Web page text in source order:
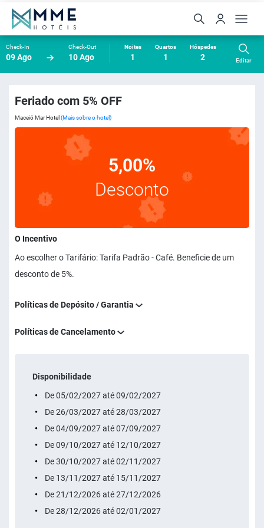
Check-In
09 Ago
Check-Out
10 Ago
Noites
1
Quartos
1
Hóspedes
2 Editar
Feriado com 5% OFF
Maceió Mar Hotel (Mais sobre o hotel)
5,00%
Desconto
O Incentivo
Ao escolher o Tarifário: Tarifa Padrão - Café. Beneficie de um
desconto de 5%.
Políticas de Depósito / Garantia
Políticas de Cancelamento
Disponibilidade
De 05/02/2027 até 09/02/2027
De 26/03/2027 até 28/03/2027
De 04/09/2027 até 07/09/2027
De 09/10/2027 até 12/10/2027
De 30/10/2027 até 02/11/2027
De 13/11/2027 até 15/11/2027
De 21/12/2026 até 27/12/2026
De 28/12/2026 até 02/01/2027